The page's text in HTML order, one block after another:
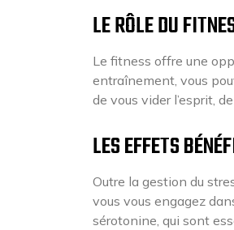
LE RÔLE DU
Le fitness offre une
entraînement, vous
de vous vider l’esprit,
LES EFFETS
Outre la gestion du
vous vous engagez
sérotonine, qui sont